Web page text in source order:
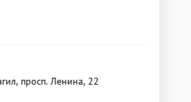
просп. Ленина, 22